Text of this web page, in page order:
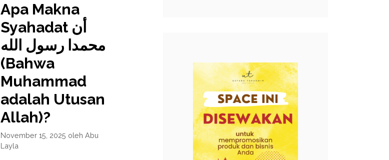
Apa Makna
Syahadat أن
محمدا رسول الله
(Bahwa
Muhammad
adalah Utusan
Allah)?
November 15, 2025 oleh Abu
Layla